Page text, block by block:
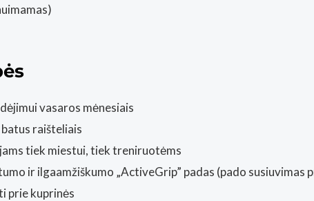
vasaros mėnesiais
raišteliais
tiek miestui, tiek treniruotėms
ir ilgaamžiškumo „ActiveGrip” padas (pado susiuvimas
prie kuprinės